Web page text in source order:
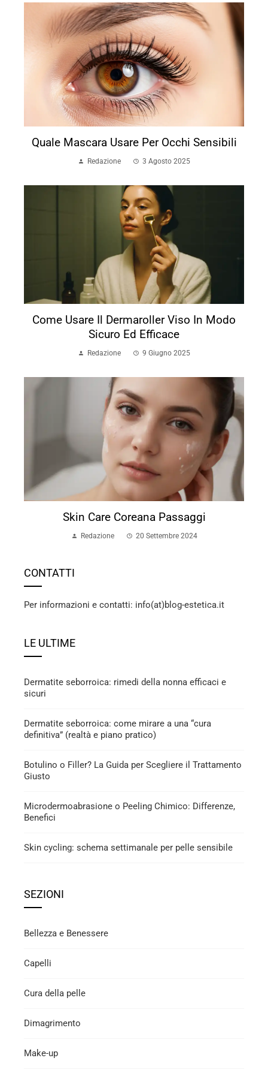
Quale Mascara Usare Per Occhi Sensibili
Redazione 3 Agosto 2025
Come Usare Il Dermaroller Viso In Modo
Sicuro Ed Efficace
Redazione 9 Giugno 2025
Skin Care Coreana Passaggi
Redazione 20 Settembre 2024
CONTATTI
Per informazioni e contatti: info(at)blog-estetica.it
LE ULTIME
Dermatite seborroica: rimedi della nonna efficaci e
sicuri
Dermatite seborroica: come mirare a una “cura
definitiva” (realtà e piano pratico)
Botulino o Filler? La Guida per Scegliere il Trattamento
Giusto
Microdermoabrasione o Peeling Chimico: Differenze,
Benefici
Skin cycling: schema settimanale per pelle sensibile
SEZIONI
Bellezza e Benessere
Capelli
Cura della pelle
Dimagrimento
Make-up